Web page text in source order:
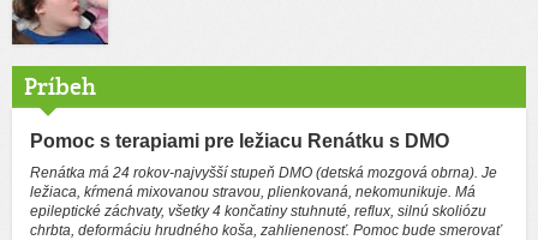
Príbeh
Pomoc s terapiami pre ležiacu Renátku s DMO
Renátka má 24 rokov-najvyšší stupeň DMO (detská mozgová obrna). Je
ležiaca, kŕmená mixovanou stravou, plienkovaná, nekomunikuje. Má
epileptické záchvaty, všetky 4 končatiny stuhnuté, reflux, silnú skoliózu
chrbta, deformáciu hrudného koša, zahlienenosť. Pomoc bude smerovať